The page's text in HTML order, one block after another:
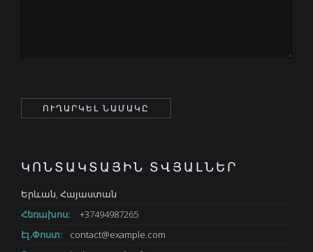
ԿՈՆՏԱԿՏԱՅԻՆ ՏՎՅԱԼՆԵՐ
Երևան, Հայաստան
Հեռախոս:
+37494987265
Էլ․Փոստ:
contact@example.com